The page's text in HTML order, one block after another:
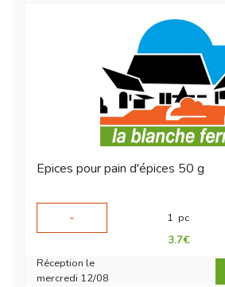
Epices pour pain d'épices 50 g
-
1 pc
3.7€
Réception le
mercredi 12/08